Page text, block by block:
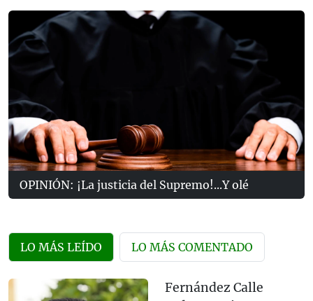
OPINIÓN: ¡La justicia del Supremo!...Y olé
LO MÁS LEÍDO LO MÁS COMENTADO
Fernández Calle